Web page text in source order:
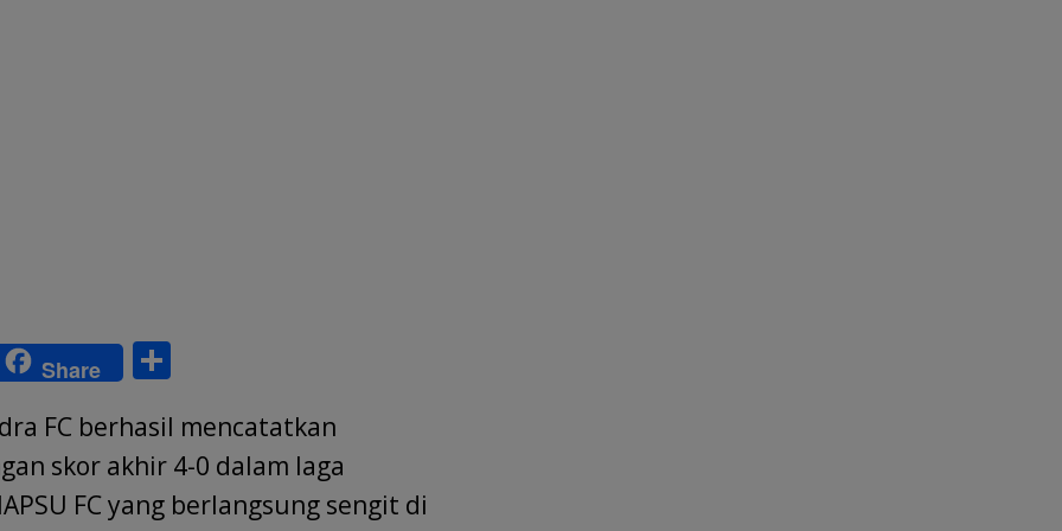
Share
ar
e
FC berhasil mencatatkan
skor akhir 4-0 dalam laga
FC yang berlangsung sengit di